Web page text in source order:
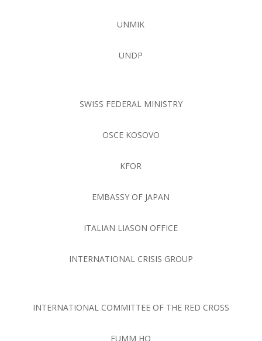
UNMIK
UNDP
SWISS FEDERAL MINISTRY
OSCE KOSOVO
KFOR
EMBASSY OF JAPAN
ITALIAN LIASON OFFICE
INTERNATIONAL CRISIS GROUP
INTERNATIONAL COMMITTEE OF THE RED CROSS
EUMM HQ